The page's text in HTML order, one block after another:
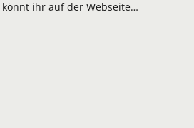
ihr auf der Webseite…